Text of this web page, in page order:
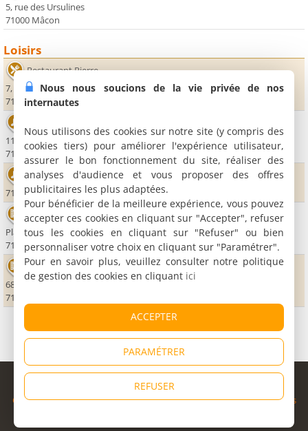
5, rue des Ursulines
71000 Mâcon
Loisirs
Restaurant Pierre
7, rue Dufour
71000 Mâcon
119, rue Boullay
71000 Mâcon
La Verchère
71850 Charnay lès Mâcon
Cinéma Les Cordeliers
Place des Cordeliers
71000 Mâcon
Cinéma Marivaux
68, place Gérard Genevès
71000 Mâcon
© Copyright 1998 - 2026
Cybevasion|Mentions légales|Confidentialité|CGU|Informations
Nous nous soucions de la vie privée de nos
internautes
Nous utilisons des cookies sur notre site (y compris des
cookies tiers) pour améliorer l'expérience utilisateur,
assurer le bon fonctionnement du site, réaliser des
analyses d'audience et vous proposer des offres
publicitaires les plus adaptées.
Pour bénéficier de la meilleure expérience, vous pouvez
accepter ces cookies en cliquant sur "Accepter", refuser
tous les cookies en cliquant sur "Refuser" ou bien
personnaliser votre choix en cliquant sur "Paramétrer".
Pour en savoir plus, veuillez consulter notre politique
de gestion des cookies en cliquant ici
ACCEPTER
PARAMÉTRER
REFUSER